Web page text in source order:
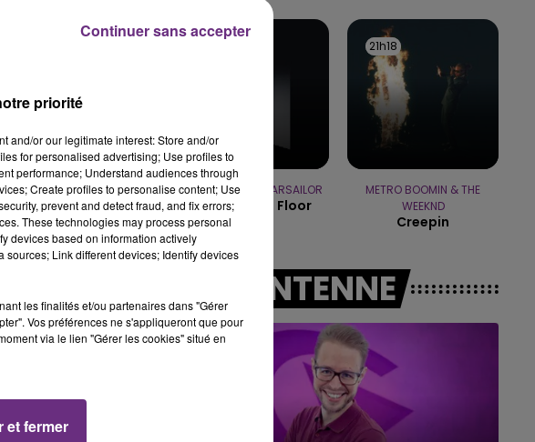
10h00 - 14h00
LE TICKET DE CAISSE
FERME
ville
contraint de
OFENBACH & STARSAILOR
Four To The Floor
21h18
21h18
METRO BOOMIN & THE
WEEKND
Creepin
A L'ANTENNE
priorité
and/or our legitimate interest: Store and/or
for personalised advertising; Use profiles to
performance; Understand audiences through
Create profiles to personalise content; Use
prevent and detect fraud, and fix errors;
These technologies may process personal
devices based on information actively
Link different devices; Identify devices
les finalités et/ou partenaires dans "Gérer
Vos préférences ne s'appliqueront que pour
via le lien "Gérer les cookies" situé en
et fermer
Continuer sans accepter